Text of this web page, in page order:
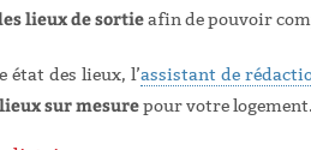
lieux de sortieafin de pouvoir
état des lieux, l’assistant de
sur mesurepour votre logement.